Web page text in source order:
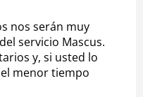
nos serán muy
servicio Mascus.
y, si usted lo
menor tiempo